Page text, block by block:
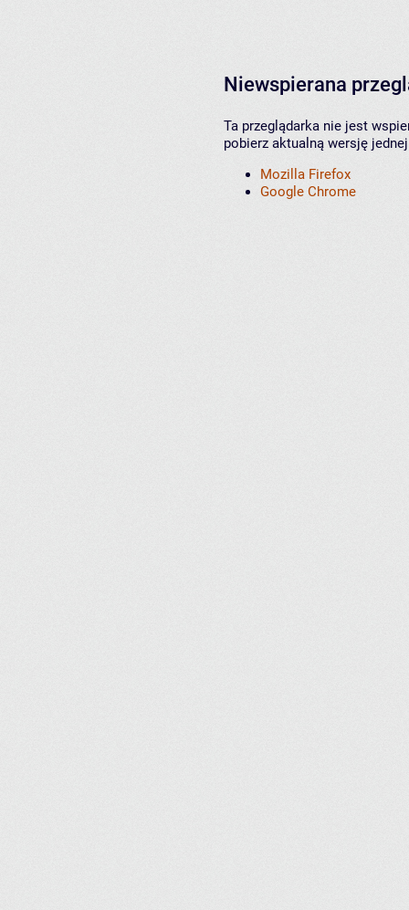
Niewspierana
Ta przeglądarka nie jest
pobierz aktualną wersję
Mozilla Firefox
Google Chrome